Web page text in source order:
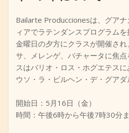
Bailarte Produccionesは、グア
ィアでラテンダンスプログラム
金曜日の夕方にクラスが開催さ
サ、メレンゲ、バチャータに焦
スはバリオ・ロス・ホグエテス
ウソ・ラ・ビルヘン・デ・グアダ
開始日：5月16日（金）
時間：午後6時から午後7時30分